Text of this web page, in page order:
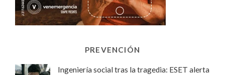
PREVENCIÓN
Ingeniería social tras la tragedia: ESET alerta